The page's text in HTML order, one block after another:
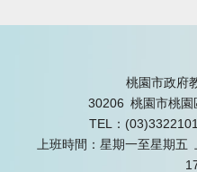
桃園市政府
30206 桃園市桃
TEL：(03)3322101
上班時間：星期一至星期